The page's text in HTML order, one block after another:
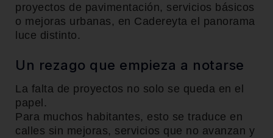
proyectos de pavimentación, servicios básicos
o mejoras urbanas, en Cadereyta el panorama
luce distinto.
Un rezago que empieza a notarse
La falta de proyectos no solo se queda en el
papel.
Para muchos habitantes, esto se traduce en
calles sin mejoras, servicios que no avanzan y